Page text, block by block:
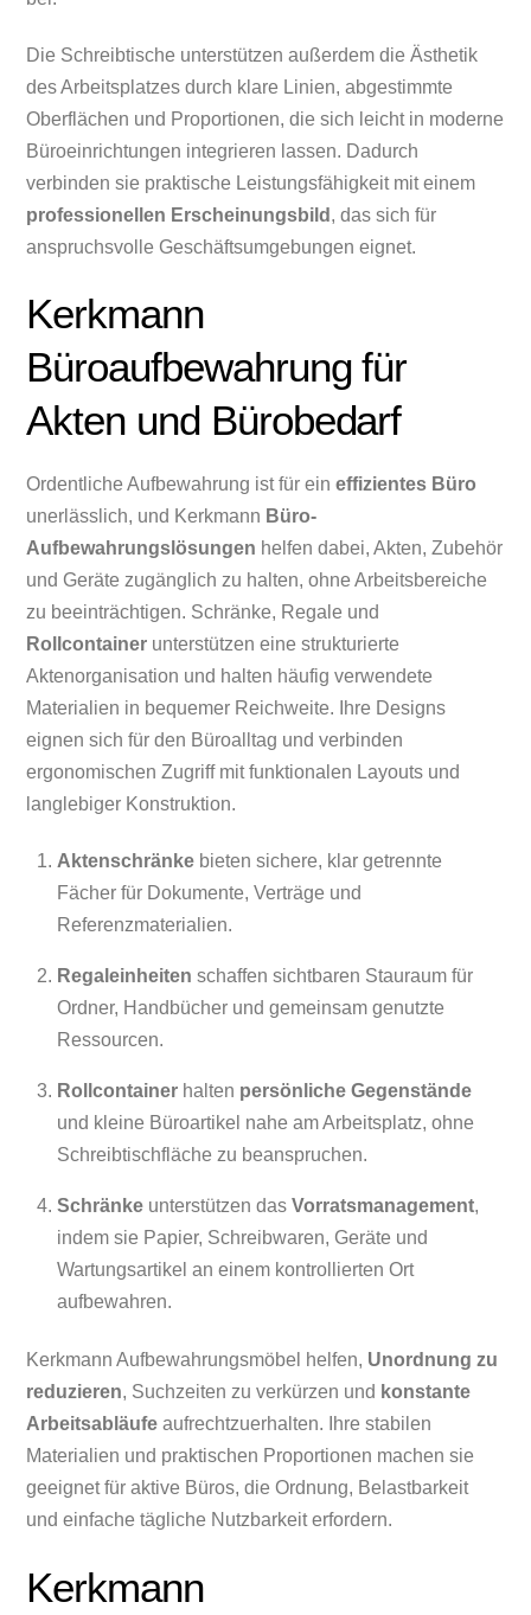
Die Schreibtische unterstützen außerdem die Ästhetik
des Arbeitsplatzes durch klare Linien, abgestimmte
Oberflächen und Proportionen, die sich leicht in moderne
Büroeinrichtungen integrieren lassen. Dadurch
verbinden sie praktische Leistungsfähigkeit mit einem
professionellen Erscheinungsbild , das sich für
anspruchsvolle Geschäftsumgebungen eignet.
Kerkmann
Büroaufbewahrung für
Akten und Bürobedarf
Ordentliche Aufbewahrung ist für eineffizientes Büro
unerlässlich, und Kerkmann Büro-
Aufbewahrungslösungen helfen dabei, Akten, Zubehör
und Geräte zugänglich zu halten, ohne Arbeitsbereiche
zu beeinträchtigen. Schränke, Regale und
Rollcontainer unterstützen eine strukturierte
Aktenorganisation und halten häufig verwendete
Materialien in bequemer Reichweite. Ihre Designs
eignen sich für den Büroalltag und verbinden
ergonomischen Zugriff mit funktionalen Layouts und
langlebiger Konstruktion.
Aktenschränke bieten sichere, klar getrennte
Fächer für Dokumente, Verträge und
Referenzmaterialien.
Regaleinheiten schaffen sichtbaren Stauraum für
Ordner, Handbücher und gemeinsam genutzte
Ressourcen.
Rollcontainer halten persönliche Gegenstände
und kleine Büroartikel nahe am Arbeitsplatz, ohne
Schreibtischfläche zu beanspruchen.
Schränke unterstützen das Vorratsmanagement,
indem sie Papier, Schreibwaren, Geräte und
Wartungsartikel an einem kontrollierten Ort
aufbewahren.
Kerkmann Aufbewahrungsmöbel helfen, Unordnung zu
reduzieren, Suchzeiten zu verkürzen und konstante
Arbeitsabläufe aufrechtzuerhalten. Ihre stabilen
Materialien und praktischen Proportionen machen sie
geeignet für aktive Büros, die Ordnung, Belastbarkeit
und einfache tägliche Nutzbarkeit erfordern.
Kerkmann